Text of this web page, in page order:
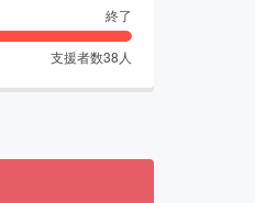
終了
支援者数38 人